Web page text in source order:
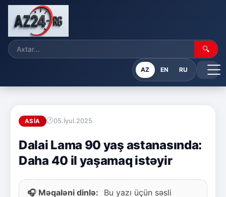
🔍
AZ EN RU
ASIA 05.İyul.2025
Dalai Lama 90 yaş astanasında:
Daha 40 il yaşamaq istəyir
🎧 Məqaləni dinlə:
Bu yazı üçün səsli